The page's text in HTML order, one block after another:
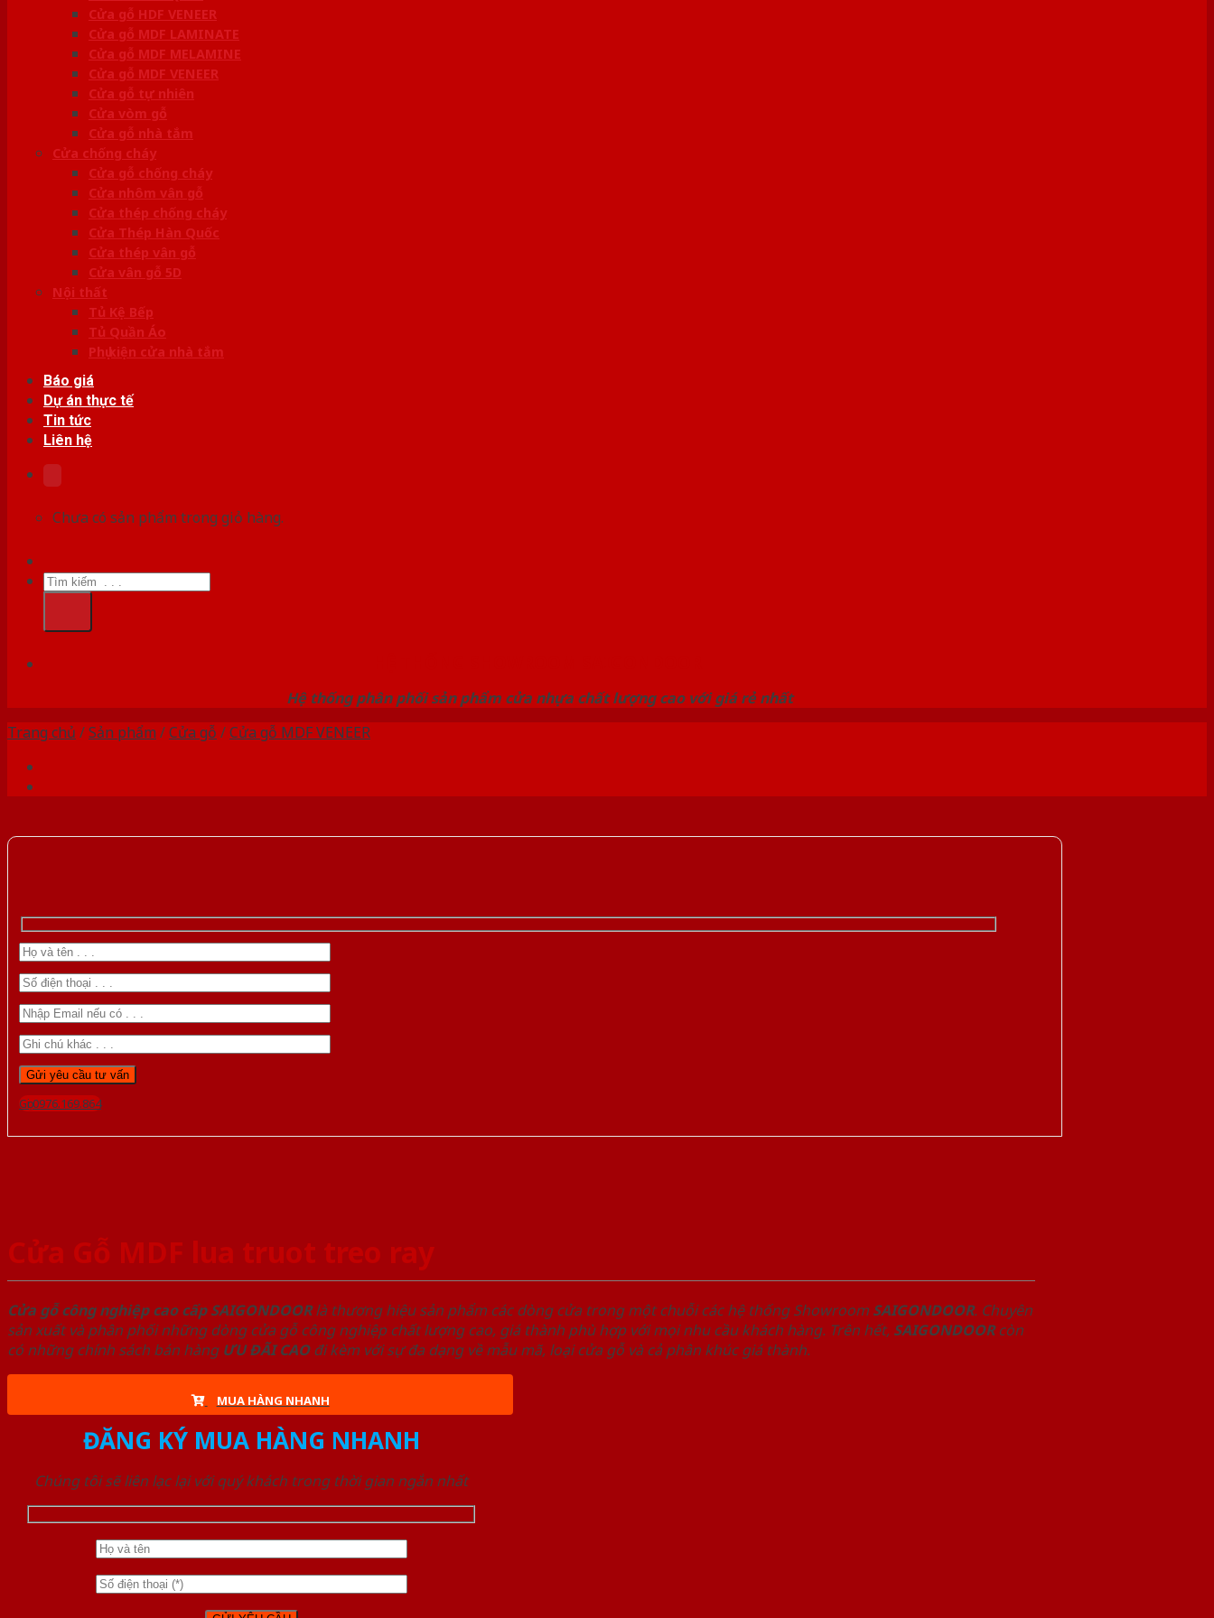
Cửa gỗ HDF VENEER
Cửa gỗ MDF LAMINATE
Cửa gỗ MDF MELAMINE
Cửa gỗ MDF VENEER
Cửa gỗ tự nhiên
Cửa vòm gỗ
Cửa gỗ nhà tắm
Cửa chống cháy
Cửa gỗ chống cháy
Cửa nhôm vân gỗ
Cửa thép chống cháy
Cửa Thép Hàn Quốc
Cửa thép vân gỗ
Cửa vân gỗ 5D
Nội thất
Tủ Kệ Bếp
Tủ Quần Áo
Phụ kiện cửa nhà tắm
Báo giá
Dự án thực tế
Tin tức
Liên hệ
Chưa có sản phẩm trong giỏ hàng.
Tìm
kiếm:
Hệ thống phân phối sản phẩm cửa nhựa chất lượng cao với giá rẻ nhất
Trang chủ /Sản phẩm /Cửa gỗ /Cửa gỗ MDF VENEER
Gọi 0976.169.864
Cửa Gỗ MDF lua truot treo ray
Cửa gỗ công nghiệp cao cấp SAIGONDOORlà thương hiệu sản phẩm các dòng cửa trong một chuỗi các hệ thống Showroom SAIGONDOOR. Chuyên
sản xuất và phân phối những dòng cửa gỗ công nghiệp chất lượng cao, giá thành phù hợp với mọi nhu cầu khách hàng. Trên hết, SAIGONDOORcòn
có những chính sách bán hàng ƯU ĐÃI CAOđi kèm với sự đa dạng về mẫu mã, loại cửa gỗ và cả phân khúc giá thành.
MUA HÀNG NHANH
ĐĂNG KÝ MUA HÀNG NHANH
Chúng tôi sẽ liên lạc lại với quý khách trong thời gian ngắn nhất